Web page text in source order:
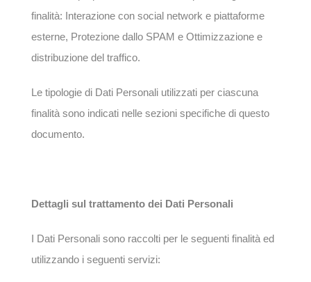
finalità: Interazione con social network e piattaforme
esterne, Protezione dallo SPAM e Ottimizzazione e
distribuzione del traffico.
Le tipologie di Dati Personali utilizzati per ciascuna
finalità sono indicati nelle sezioni specifiche di questo
documento.
Dettagli sul trattamento dei Dati Personali
I Dati Personali sono raccolti per le seguenti finalità ed
utilizzando i seguenti servizi: